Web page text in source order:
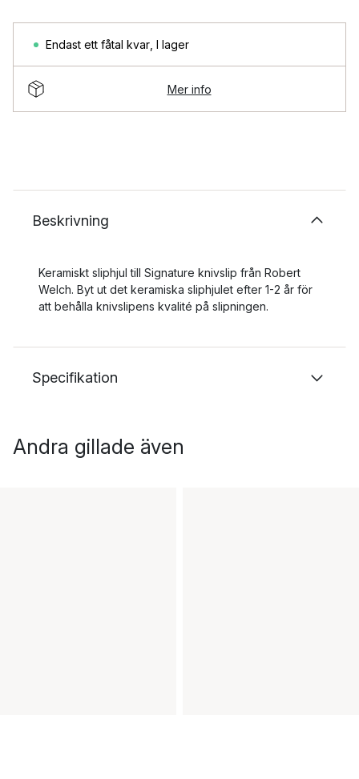
Endast ett fåtal kvar I lager
Mer info
Beskrivning
Keramiskt sliphjul till Signature knivslip från Robert
Welch. Byt ut det keramiska sliphjulet efter 1-2 år för
att behålla knivslipens kvalité på slipningen.
Specifikation
Andra gillade även